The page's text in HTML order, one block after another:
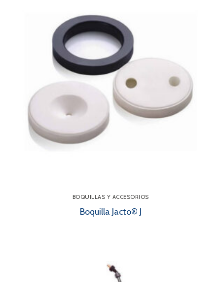
BOQUILLAS Y ACCESORIOS
Boquilla Jacto® J